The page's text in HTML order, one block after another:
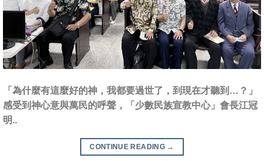
「為什麼有這麼好的神，我都要過世了，到現在才聽到…？」
感受到神心意與萬民的呼聲，「少數民族宣教中心」會長江冠
明..
CONTINUE READING →